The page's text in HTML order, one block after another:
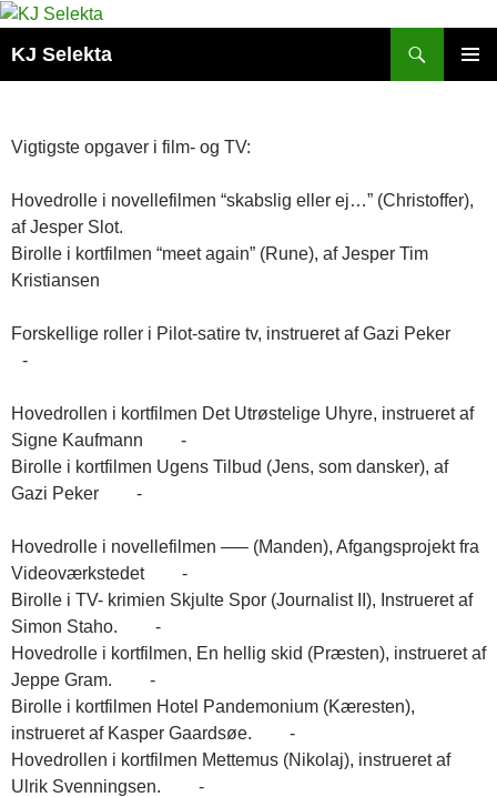
Hop
indhold
KJ Selekta
Vigtigste opgaver i film- og TV:
Hovedrolle i novellefilmen “skabslig eller ej…” (Christoffer),
af Jesper Slot.
Birolle i kortfilmen “meet again” (Rune), af Jesper Tim
Kristiansen
Forskellige roller i Pilot-satire tv, instrueret af Gazi Peker
-
Hovedrollen i kortfilmen Det Utrøstelige Uhyre, instrueret af
Signe Kaufmann -
Birolle i kortfilmen Ugens Tilbud (Jens, som dansker), af
Gazi Peker -
Hovedrolle i novellefilmen —– (Manden), Afgangsprojekt fra
Videoværkstedet -
Birolle i TV- krimien Skjulte Spor (Journalist II), Instrueret af
Simon Staho. -
Hovedrolle i kortfilmen, En hellig skid (Præsten), instrueret af
Jeppe Gram. -
Birolle i kortfilmen Hotel Pandemonium (Kæresten),
instrueret af Kasper Gaardsøe. -
Hovedrollen i kortfilmen Mettemus (Nikolaj), instrueret af
Ulrik Svenningsen. -